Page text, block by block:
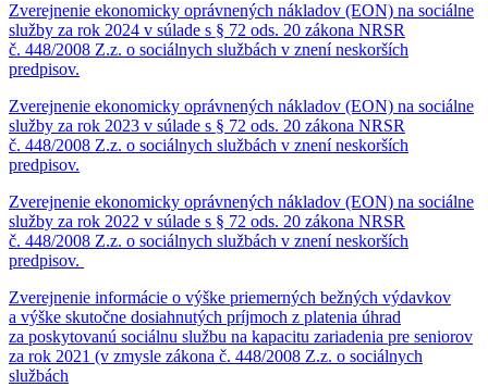
Zverejnenie ekonomicky oprávnených nákladov (EON) na sociálne
služby za rok 2024 v súlade s § 72 ods. 20 zákona NRSR
č. 448/2008 Z.z. o sociálnych službách v znení neskorších
predpisov.
Zverejnenie ekonomicky oprávnených nákladov (EON) na sociálne
služby za rok 2023 v súlade s § 72 ods. 20 zákona NRSR
č. 448/2008 Z.z. o sociálnych službách v znení neskorších
predpisov.
Zverejnenie ekonomicky oprávnených nákladov (EON) na sociálne
služby za rok 2022 v súlade s § 72 ods. 20 zákona NRSR
č. 448/2008 Z.z. o sociálnych službách v znení neskorších
predpisov.
Zverejnenie informácie o výške priemerných bežných výdavkov
a výške skutočne dosiahnutých príjmoch z platenia úhrad
za poskytovanú sociálnu službu na kapacitu zariadenia pre seniorov
za rok 2021 (v zmysle zákona č. 448/2008 Z.z. o sociálnych
službách